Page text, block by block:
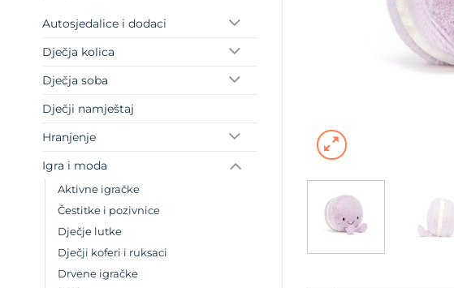
Autosjedalice i dodaci
Dječja kolica
Dječja soba
Dječji namještaj
Hranjenje
Igra i moda
Aktivne igračke
Čestitke i pozivnice
Dječje lutke
Dječji koferi i ruksaci
Drvene igračke